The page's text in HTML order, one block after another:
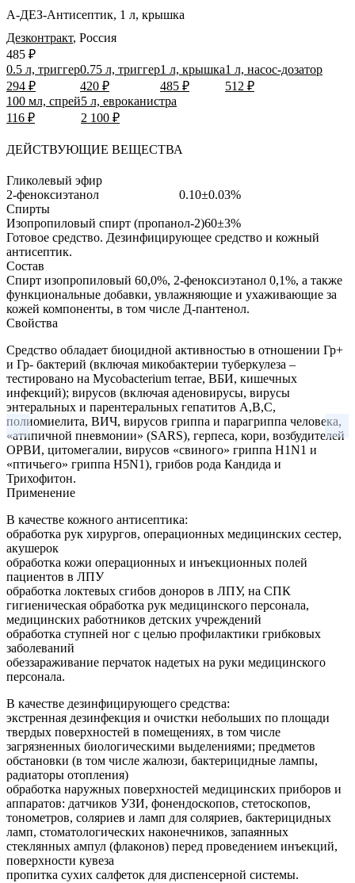
А-ДЕЗ-Антисептик, 1 л, крышка
Дезконтракт, Россия
0.5 л, триггер
294 ₽
0.75 л, триггер
420 ₽
1 л, крышка
485 ₽
1 л, насос-дозатор
512 ₽
100 мл, спрей
116 ₽
5 л, евроканистра
2 100 ₽
ДЕЙСТВУЮЩИЕ ВЕЩЕСТВА
Гликолевый эфир
2-феноксиэтанол
0.10±0.03%
Спирты
Изопропиловый спирт (пропанол-2)60±3%
Готовое средство. Дезинфицирующее средство и кожный
антисептик.
Состав
Спирт изопропиловый 60,0%, 2-феноксиэтанол 0,1%, а также
функциональные добавки, увлажняющие и ухаживающие за
кожей компоненты, в том числе Д-пантенол.
Свойства
Средство обладает биоцидной активностью в отношении Гр+
и Гр- бактерий (включая микобактерии туберкулеза –
тестировано на Mycobacterium terrae, ВБИ, кишечных
инфекций); вирусов (включая аденовирусы, вирусы
энтеральных и парентеральных гепатитов A,B,С,
полиомиелита, ВИЧ, вирусов гриппа и парагриппа человека,
«атипичной пневмонии» (SARS), герпеса, кори, возбудителей
ОРВИ, цитомегалии, вирусов «свиного» гриппа H1N1 и
«птичьего» гриппа H5N1), грибов рода Кандида и
Трихофитон.
Применение
В качестве кожного антисептика:
обработка рук хирургов, операционных медицинских сестер,
акушерок
обработка кожи операционных и инъекционных полей
пациентов в ЛПУ
обработка локтевых сгибов доноров в ЛПУ, на СПК
гигиеническая обработка рук медицинского персонала,
медицинских работников детских учреждений
обработка ступней ног с целью профилактики грибковых
заболеваний
обеззараживание перчаток надетых на руки медицинского
персонала.
В качестве дезинфицирующего средства:
экстренная дезинфекция и очистки небольших по площади
твердых поверхностей в помещениях, в том числе
загрязненных биологическими выделениями; предметов
обстановки (в том числе жалюзи, бактерицидные лампы,
радиаторы отопления)
обработка наружных поверхностей медицинских приборов и
аппаратов: датчиков УЗИ, фонендоскопов, стетоскопов,
тонометров, соляриев и ламп для соляриев, бактерицидных
ламп, стоматологических наконечников, запаянных
стеклянных ампул (флаконов) перед проведением инъекций,
поверхности кувеза
пропитка сухих салфеток для диспенсерной системы.
485 ₽